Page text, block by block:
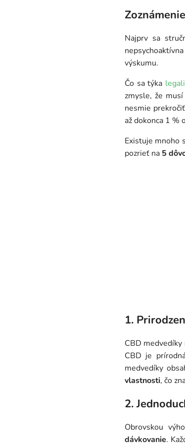
Najprv sa
výskumu.
Čo sa týka
zmysle, že
nesmie
až dokonca 1 %
Existuje mnoho
pozrieť na 5
1.
CBD
CBD je
medvedíky
vlastnosti, čo
2.
Obrovskou
dávkovanie.